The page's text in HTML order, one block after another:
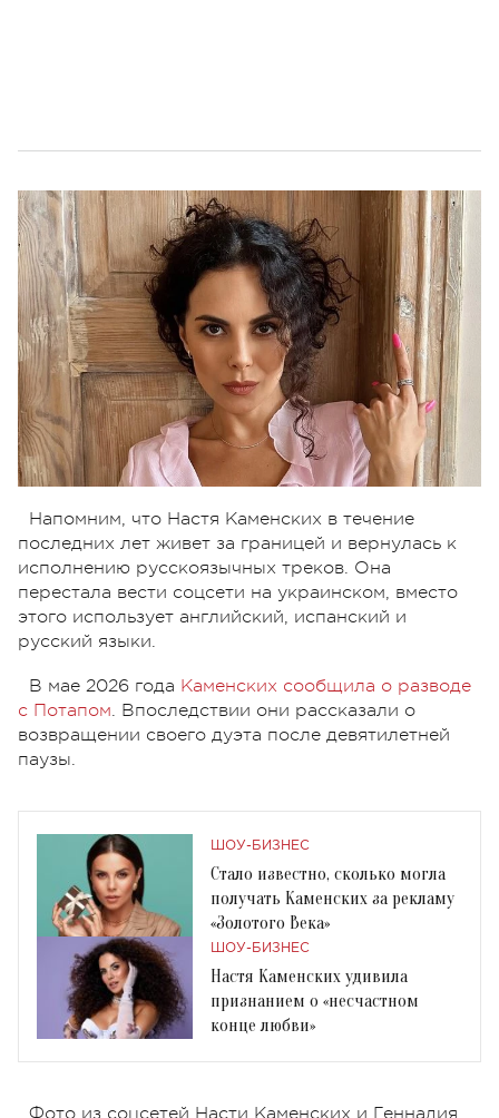
Напомним, что Настя Каменских в течение
последних лет живет за границей и вернулась к
исполнению русскоязычных треков. Она
перестала вести соцсети на украинском, вместо
этого использует английский, испанский и
русский языки.
В мае 2026 года Каменских сообщила о разводе
с Потапом. Впоследствии они рассказали о
возвращении своего дуэта после девятилетней
паузы.
ШОУ-БИЗНЕС
Стало известно, сколько могла
получать Каменских за рекламу
«Золотого Века»
ШОУ-БИЗНЕС
Настя Каменских удивила
признанием о «несчастном
конце любви»
Фото из соцсетей Насти Каменских и Геннадия